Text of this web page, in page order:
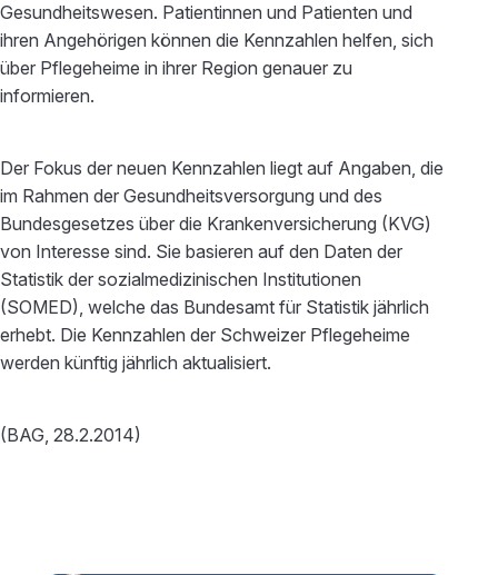
Gesundheitswesen. Patientinnen und Patienten und
ihren Angehörigen können die Kennzahlen helfen, sich
über Pflegeheime in ihrer Region genauer zu
informieren.
Der Fokus der neuen Kennzahlen liegt auf Angaben, die
im Rahmen der Gesundheitsversorgung und des
Bundesgesetzes über die Krankenversicherung (KVG)
von Interesse sind. Sie basieren auf den Daten der
Statistik der sozialmedizinischen Institutionen
(SOMED), welche das Bundesamt für Statistik jährlich
erhebt. Die Kennzahlen der Schweizer Pflegeheime
werden künftig jährlich aktualisiert.
(BAG, 28.2.2014)